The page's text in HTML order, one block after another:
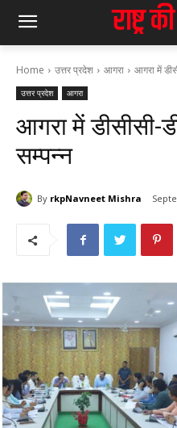
Home उत्तर प्रदेश आगरा आगरा में
उत्तर प्रदेश आगरा
आगरा में
सम्पन्न
By rkpNavneet Mishra